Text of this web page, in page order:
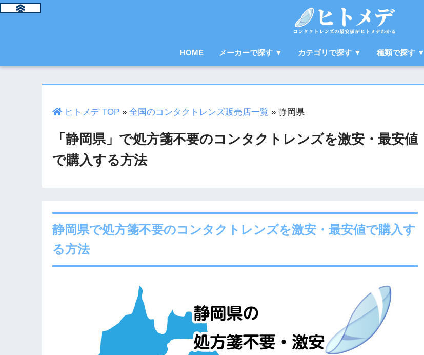
HOME メーカーで探す ▼ カテゴリで探す ▼ 種類で探す ▼
ヒトメデ TOP » 全国のコンタクトレンズ販売店一覧 » 静岡県
「静岡県」で処方箋不要のコンタクトレンズを激安・最安値
で購入する方法
静岡県で処方箋不要のコンタクトレンズを激安・最安値で購入す
る方法